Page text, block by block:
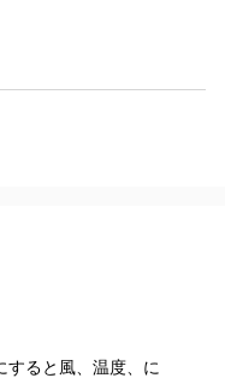
すると風、温度、に